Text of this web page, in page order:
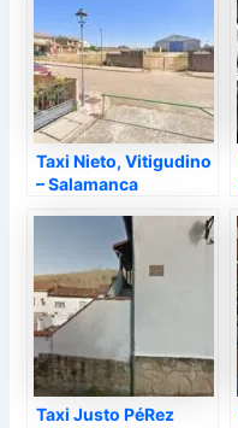
Taxi Nieto, Vitigudino
– Salamanca
Taxi Justo PéRez